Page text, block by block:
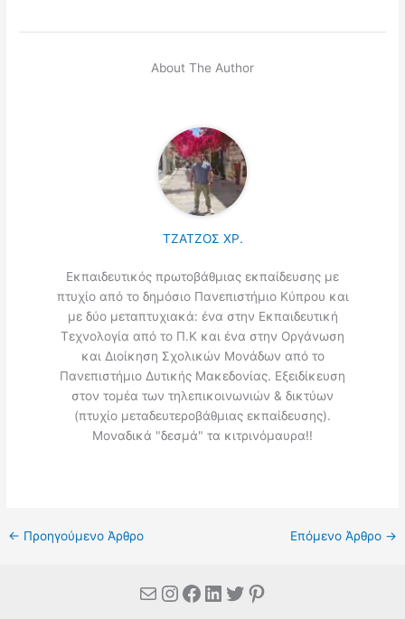
About The Author
ΤΖΑΤΖΟΣ ΧΡ.
Εκπαιδευτικός πρωτοβάθμιας εκπαίδευσης με
πτυχίο από το δημόσιο Πανεπιστήμιο Κύπρου και
με δύο μεταπτυχιακά: ένα στην Εκπαιδευτική
Τεχνολογία από το Π.Κ και ένα στην Οργάνωση
και Διοίκηση Σχολικών Μονάδων από το
Πανεπιστήμιο Δυτικής Μακεδονίας. Εξειδίκευση
στον τομέα των τηλεπικοινωνιών & δικτύων
(πτυχίο μεταδευτεροβάθμιας εκπαίδευσης).
Μοναδικά "δεσμά" τα κιτρινόμαυρα!!
← Προηγούμενο Άρθρο Επόμενο Άρθρο →
MailInstagram
Facebook
Linkedin
Twitter
Pinterest